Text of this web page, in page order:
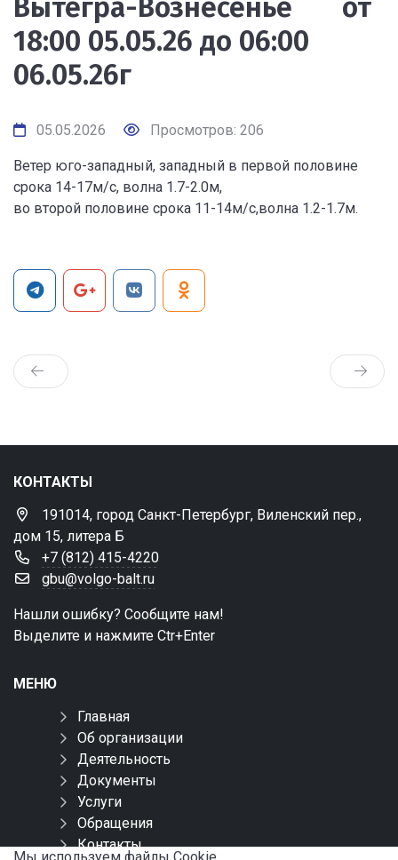
Вытегра-Вознесенье от
18:00 05.05.26 до 06:00
06.05.26г
05.05.2026 Просмотров: 206
Ветер юго-западный, западный в первой половине
срока 14-17м/с, волна 1.7-2.0м,
во второй половине срока 11-14м/с,волна 1.2-1.7м.
КОНТАКТЫ
191014, город Санкт-Петербург, Виленский пер.,
дом 15, литера Б
+7 (812) 415-4220
gbu@volgo-balt.ru
Нашли ошибку? Сообщите нам!
Выделите и нажмите Ctr+Enter
МЕНЮ
Главная
Об организации
Деятельность
Документы
Услуги
Обращения
Контакты